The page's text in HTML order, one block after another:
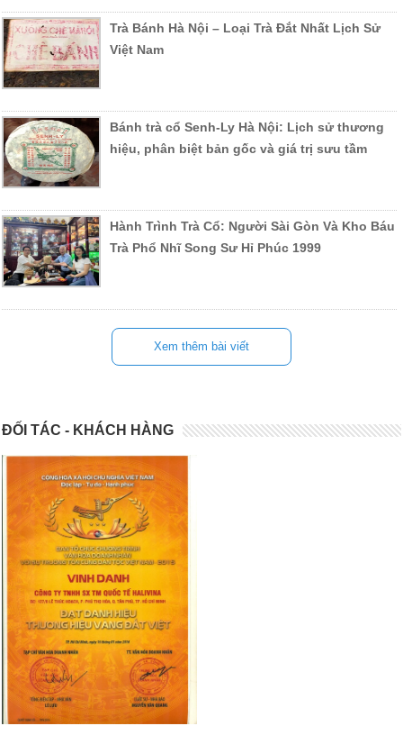
Trà Bánh Hà Nội – Loại Trà Đắt Nhất Lịch Sử
Việt Nam
Bánh trà cổ Senh-Ly Hà Nội: Lịch sử thương
hiệu, phân biệt bản gốc và giá trị sưu tầm
Hành Trình Trà Cổ: Người Sài Gòn Và Kho Báu
Trà Phổ Nhĩ Song Sư Hỉ Phúc 1999
Xem thêm bài viết
ĐỐI TÁC - KHÁCH HÀNG